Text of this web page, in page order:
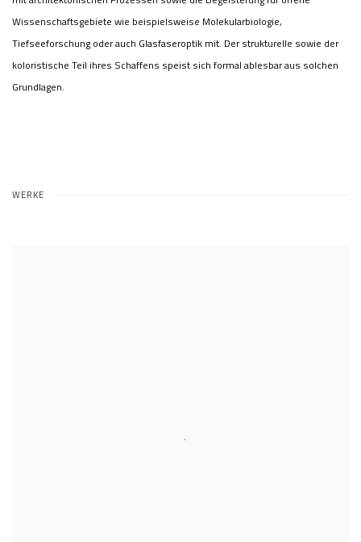
Wissenschaftsgebiete wie beispielsweise Molekularbiologie,
Tiefseeforschung oder auch Glasfaseroptik mit. Der strukturelle sowie der
koloristische Teil ihres Schaffens speist sich formal ablesbar aus solchen
Grundlagen.
WERKE